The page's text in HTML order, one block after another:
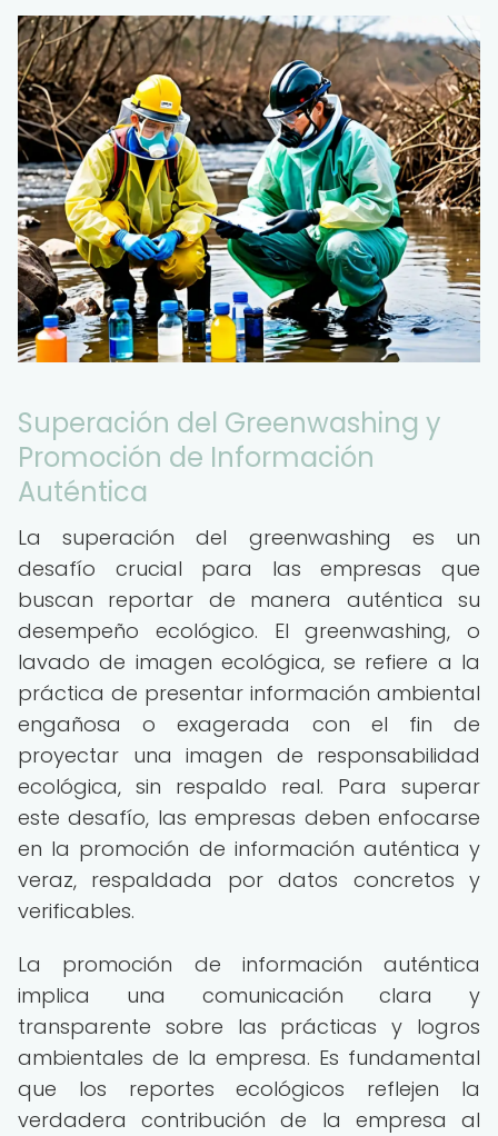
Superación del Greenwashing y
Promoción de Información
Auténtica
La superación del greenwashing es un
desafío crucial para las empresas que
buscan reportar de manera auténtica su
desempeño ecológico. El greenwashing, o
lavado de imagen ecológica, se refiere a la
práctica de presentar información ambiental
engañosa o exagerada con el fin de
proyectar una imagen de responsabilidad
ecológica, sin respaldo real. Para superar
este desafío, las empresas deben enfocarse
en la promoción de información auténtica y
veraz, respaldada por datos concretos y
verificables.
La promoción de información auténtica
implica una comunicación clara y
transparente sobre las prácticas y logros
ambientales de la empresa. Es fundamental
que los reportes ecológicos reflejen la
verdadera contribución de la empresa al